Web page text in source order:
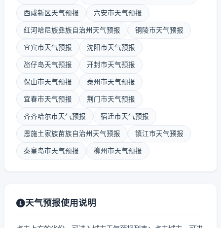
西咸新区天气预报 六安市天气预报
红河哈尼族彝族自治州天气预报 铜陵市天气预报
宜宾市天气预报 沈阳市天气预报
氹仔岛天气预报 开封市天气预报
保山市天气预报 泰州市天气预报
宜春市天气预报 荆门市天气预报
齐齐哈尔市天气预报 宿迁市天气预报
恩施土家族苗族自治州天气预报 镇江市天气预报
秦皇岛市天气预报 柳州市天气预报
天气预报使用说明